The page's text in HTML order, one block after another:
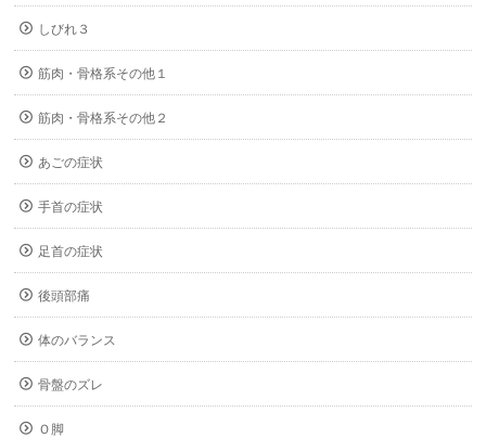
しびれ３
筋肉・骨格系その他１
筋肉・骨格系その他２
あごの症状
手首の症状
足首の症状
後頭部痛
体のバランス
骨盤のズレ
Ｏ脚